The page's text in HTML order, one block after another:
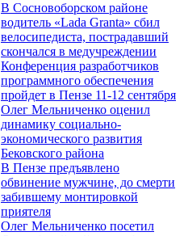
В Сосновоборском районе
водитель «Lada Granta» сбил
велосипедиста, пострадавший
скончался в медучреждении
Конференция разработчиков
программного обеспечения
пройдет в Пензе 11-12 сентября
Олег Мельниченко оценил
динамику социально-
экономического развития
Бековского района
В Пензе предъявлено
обвинение мужчине, до смерти
забившему монтировкой
приятеля
Олег Мельниченко посетил